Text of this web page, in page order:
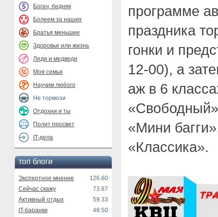
Богач, бедняк
Болеем за наших
Братья меньшие
Здоровье или жизнь
Леди и медведи
Моя семья
Научим любого
Не тормози
Отдохни и ты
Полит просвет
IT-дела
топ блоги
Экспертное мнение
126.60
Сейчас скажу
73.87
Активный отдых
59.33
IT-баранки
48.50
программе
праздника
гонки и
12-00), а
аж в 6
«Мини
«Классика».